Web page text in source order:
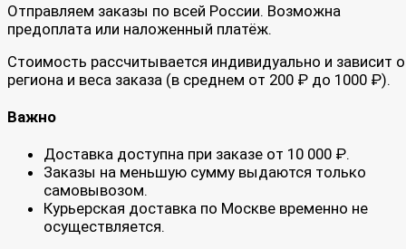
Отправляем заказы по всей России. Возможна
предоплата или наложенный платёж.
Стоимость рассчитывается индивидуально и зависит
региона и веса заказа (в среднем от 200 ₽ до 1000 ₽).
Важно
Доставка доступна при заказе от 10 000 ₽.
Заказы на меньшую сумму выдаются только
самовывозом.
Курьерская доставка по Москве временно не
осуществляется.